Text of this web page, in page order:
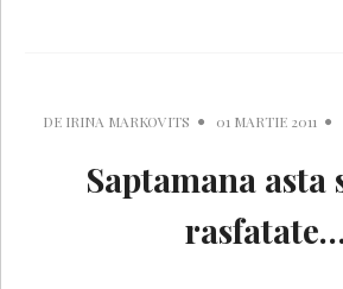
DE IRINA MARKOVITS 01 MARTIE 2011
Saptamana asta